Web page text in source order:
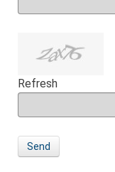
Refresh
Send